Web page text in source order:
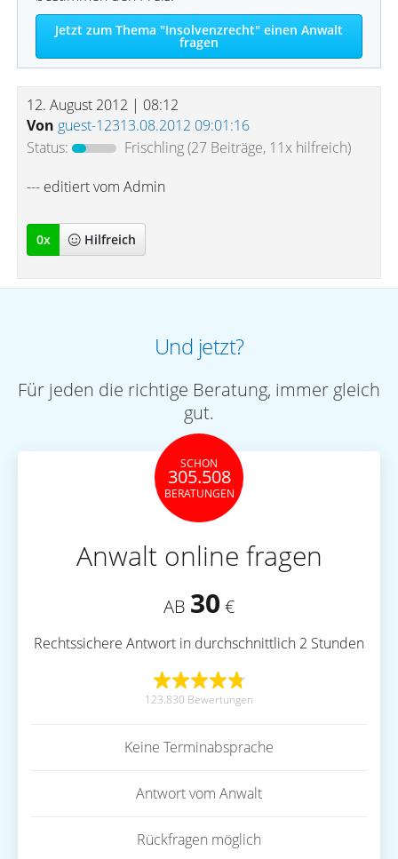
Jetzt zum Thema "Insolvenzrecht" einen Anwalt
fragen
12. August 2012 | 08:12
Von guest-12313.08.2012 09:01:16
Status:
Frischling(27 Beiträge, 11x hilfreich)
--- editiert vom Admin
0x Hilfreich
Und jetzt?
Für jeden die richtige Beratung, immer gleich
gut.
SCHON
305.508
BERATUNGEN
Anwalt online fragen
AB 30 €
Rechtssichere Antwort in durchschnittlich 2 Stunden
123.830 Bewertungen
Keine Terminabsprache
Antwort vom Anwalt
Rückfragen möglich